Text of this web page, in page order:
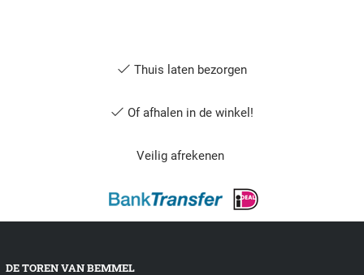
Thuis laten bezorgen
Of afhalen in de winkel!
Veilig afrekenen
DE TOREN VAN BEMMEL